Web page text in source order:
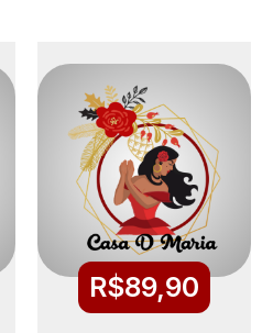
R$89,90